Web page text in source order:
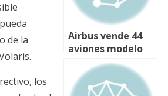
de la
los
Airbus vende 44
aviones modelo
A320 a la
aerolínea
mexicana Volaris